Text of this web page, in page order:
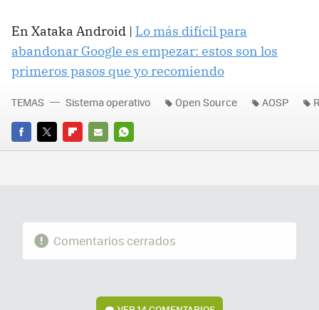
En Xataka Android | Lo más difícil para
abandonar Google es empezar: estos son los
primeros pasos que yo recomiendo
FACEBOOK
TWITTERFLIPBOARD
E-
WHATSAPP
TEMAS Sistema operativo Open Source AOSP
Comentarios cerrados